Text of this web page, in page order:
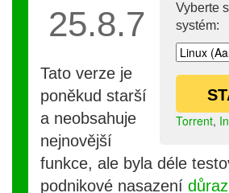
Vyberte
systém:
Torrent,
25.8.7
Tato verze je
poněkud starší
a neobsahuje
nejnovější
funkce, ale byla déle
podnikové nasazení